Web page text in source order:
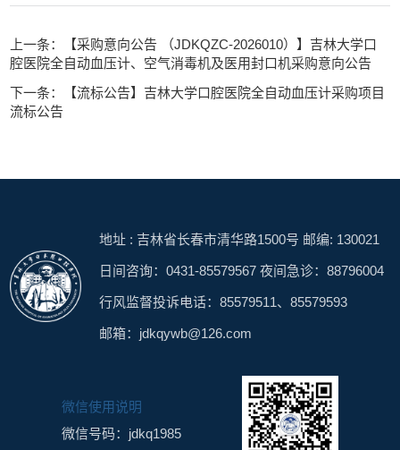
上一条：【采购意向公告 （JDKQZC-2026010）】吉林大学口
腔医院全自动血压计、空气消毒机及医用封口机采购意向公告
下一条：【流标公告】吉林大学口腔医院全自动血压计采购项目
流标公告
地址 : 吉林省长春市清华路1500号 邮编: 130021
日间咨询：0431-85579567 夜间急诊：88796004
行风监督投诉电话：85579511、85579593
邮箱：jdkqywb@126.com
微信使用说明
微信号码：jdkq1985